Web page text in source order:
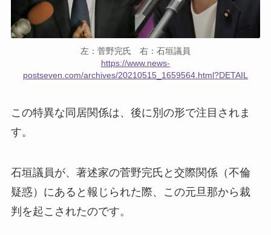
左：菅野完氏 右：石垣議員
https://www.news-
postseven.com/archives/20210515_1659564.html?DETAIL
この特異な同居関係は、後に別の形で注目されま
す。
石垣議員が、著述家の菅野完氏と交際関係（不倫
疑惑）にあると報じられた際、この元旦那から裁
判を起こされたのです。